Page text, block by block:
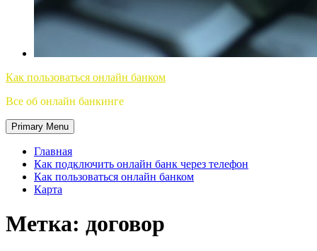
Как пользоваться онлайн банком
Все об онлайн банкинге
Primary Menu
Главная
Как подключить онлайн банк через телефон
Как пользоваться онлайн банком
Карта
Метка: договор